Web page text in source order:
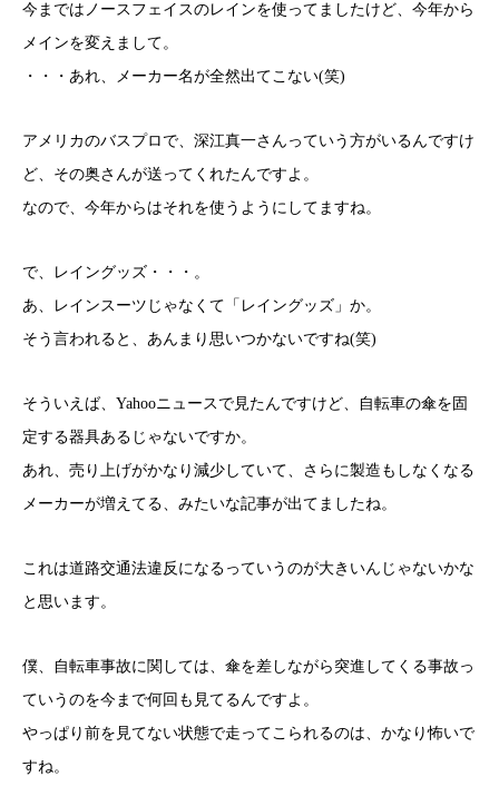
今まではノースフェイスのレインを使ってましたけど、今年から
メインを変えまして。
・・・あれ、メーカー名が全然出てこない(笑)
アメリカのバスプロで、深江真一さんっていう方がいるんですけ
ど、その奥さんが送ってくれたんですよ。
なので、今年からはそれを使うようにしてますね。
で、レイングッズ・・・。
あ、レインスーツじゃなくて「レイングッズ」か。
そう言われると、あんまり思いつかないですね(笑)
そういえば、Yahooニュースで見たんですけど、自転車の傘を固
定する器具あるじゃないですか。
あれ、売り上げがかなり減少していて、さらに製造もしなくなる
メーカーが増えてる、みたいな記事が出てましたね。
これは道路交通法違反になるっていうのが大きいんじゃないかな
と思います。
僕、自転車事故に関しては、傘を差しながら突進してくる事故っ
ていうのを今まで何回も見てるんですよ。
やっぱり前を見てない状態で走ってこられるのは、かなり怖いで
すね。